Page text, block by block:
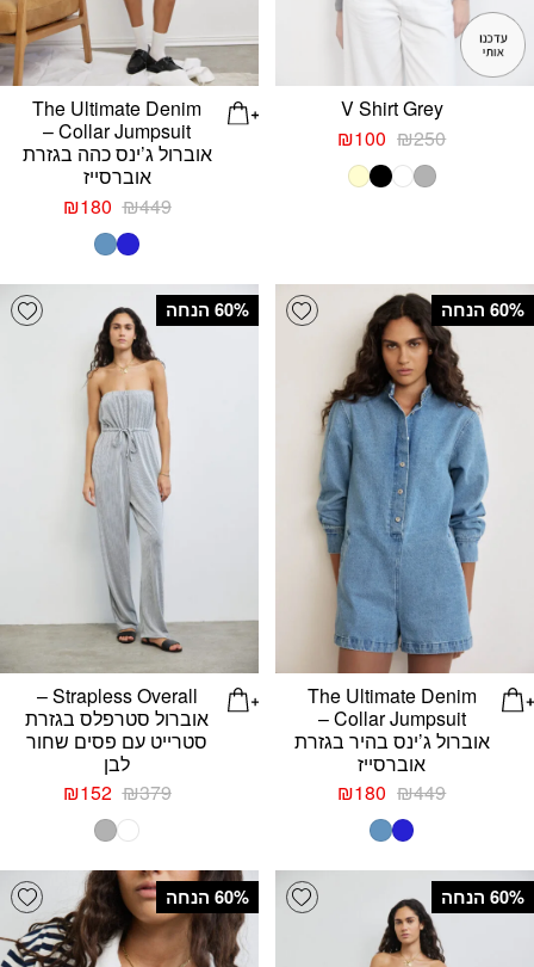
V Shirt Grey
₪250
המחיר
המקורי
היה:
₪100
המחיר
The Ultimate Denim
Collar Jumpsuit –
אוברול ג’ינס כהה בגזרת
אוברסייז
₪449
המחיר
המקורי
היה:
₪180
Add wishlist ‫60% הנחה
The Ultimate Denim
Collar Jumpsuit –
אוברול ג’ינס בהיר בגזרת
אוברסייז
₪449
המחיר
המקורי
היה:
₪180
המחיר
‫60% הנחה
Strapless Overall –
אוברול סטרפלס בגזרת
סטרייט עם פסים שחור
לבן
₪379
המחיר
המקורי
היה:
₪152
Add wishlist ‫60% הנחה ‫60% הנחה